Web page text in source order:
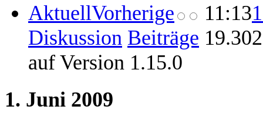
AktuellVorherige 11:13
Diskussion Beiträge
auf Version 1.15.0
1. Juni 2009